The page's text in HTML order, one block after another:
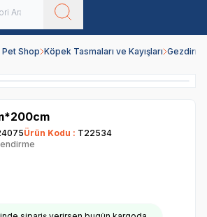
Shop Köpek Tasmaları ve Kayışları
Ürün Kodu : T22534